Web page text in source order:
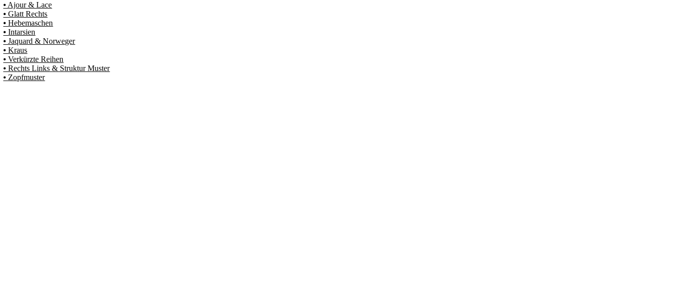
⦁ Ajour & Lace
⦁ Glatt Rechts
⦁ Hebemaschen
⦁ Intarsien
⦁ Jaquard & Norweger
⦁ Kraus
⦁ Verkürzte Reihen
⦁ Rechts Links & Struktur Muster
⦁ Zopfmuster